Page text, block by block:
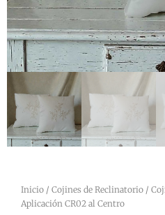
Inicio / Cojines de Reclinatorio /
Aplicación CR02 al Centro